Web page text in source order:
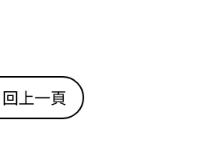
回上一頁